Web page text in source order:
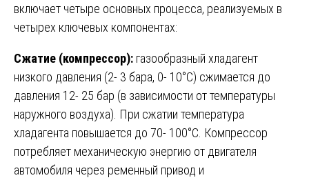
включает четыре основных процесса, реализуемых в
четырех ключевых компонентах:
Сжатие (компрессор): газообразный хладагент
низкого давления (2- 3 бара, 0- 10°C) сжимается до
давления 12- 25 бар (в зависимости от температуры
наружного воздуха). При сжатии температура
хладагента повышается до 70- 100°C. Компрессор
потребляет механическую энергию от двигателя
автомобиля через ременный привод и